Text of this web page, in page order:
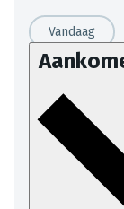
Vandaag